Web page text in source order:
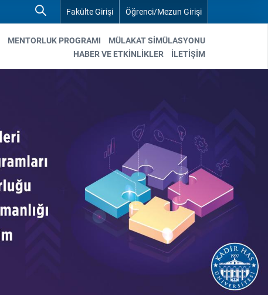
Fakülte Girişi Öğrenci/Mezun Girişi
MENTORLUK PROGRAMI
MÜLAKAT SIMÜLASYONU
HABER VE ETKİNLİKLER
İLETİŞİM